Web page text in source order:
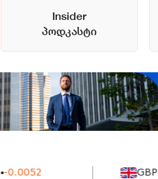
Insider
პოდკასტი
GBP 3.5216